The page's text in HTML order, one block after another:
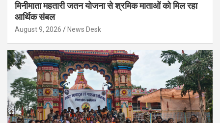
मिनीमाता महतारी जतन योजना से श्रमिक माताओं को मिल रहा
आर्थिक संबल
August 9, 2026 News Desk